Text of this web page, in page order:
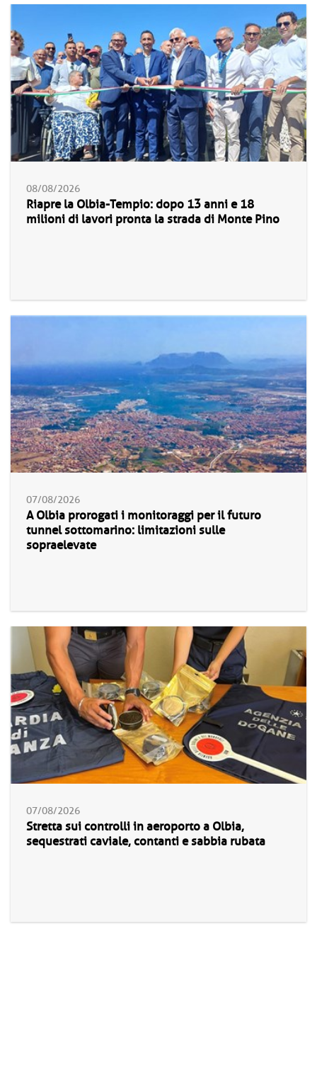
08/08/2026
Riapre la Olbia-Tempio: dopo 13 anni e 18
milioni di lavori pronta la strada di Monte Pino
07/08/2026
A Olbia prorogati i monitoraggi per il futuro
tunnel sottomarino: limitazioni sulle
sopraelevate
07/08/2026
Stretta sui controlli in aeroporto a Olbia,
sequestrati caviale, contanti e sabbia rubata